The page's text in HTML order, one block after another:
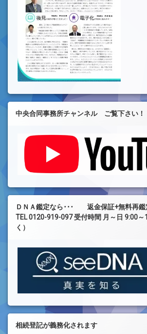
中央合同事務所チャンネル ご覧下さい！
ＤＮＡ鑑定なら･･･ 返金保証+無料再鑑
TEL 0120-919-097 受付時間 月～日 9:00
く）
相続登記が義務化されます